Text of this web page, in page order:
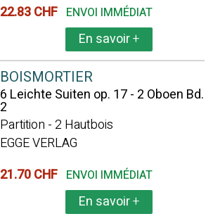
22.83 CHF ENVOI IMMÉDIAT
En savoir+
BOISMORTIER
6 Leichte Suiten op. 17 - 2 Oboen Bd.
2
Partition - 2 Hautbois
EGGE VERLAG
21.70 CHF ENVOI IMMÉDIAT
En savoir+